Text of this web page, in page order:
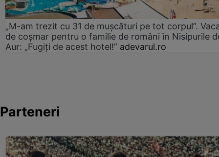
„M-am trezit cu 31 de mușcături pe tot corpul”.
de coșmar pentru o familie de români în Nisipurile
Aur: „Fugiți de acest hotel!” adevarul.ro
Parteneri